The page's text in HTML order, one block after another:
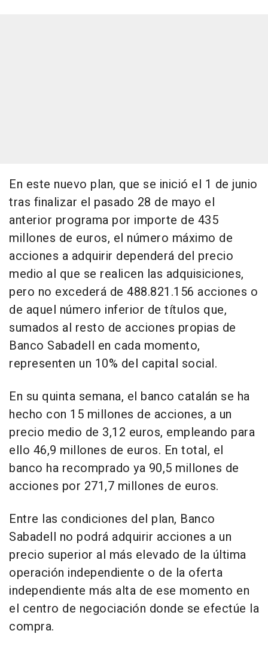
En este nuevo plan, que se inició el 1 de junio
tras finalizar el pasado 28 de mayo el
anterior programa por importe de 435
millones de euros, el número máximo de
acciones a adquirir dependerá del precio
medio al que se realicen las adquisiciones,
pero no excederá de 488.821.156 acciones o
de aquel número inferior de títulos que,
sumados al resto de acciones propias de
Banco Sabadell en cada momento,
representen un 10% del capital social.
En su quinta semana, el banco catalán se ha
hecho con 15 millones de acciones, a un
precio medio de 3,12 euros, empleando para
ello 46,9 millones de euros. En total, el
banco ha recomprado ya 90,5 millones de
acciones por 271,7 millones de euros.
Entre las condiciones del plan, Banco
Sabadell no podrá adquirir acciones a un
precio superior al más elevado de la última
operación independiente o de la oferta
independiente más alta de ese momento en
el centro de negociación donde se efectúe la
compra.